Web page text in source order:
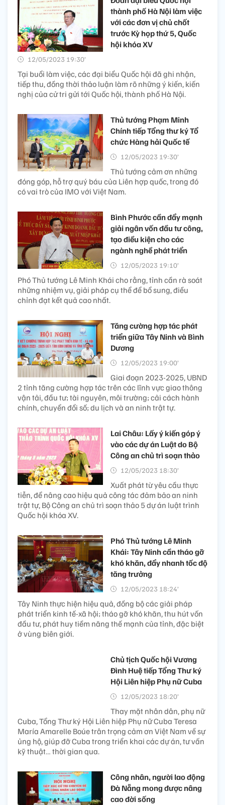
thành phố Hà Nội làm việc
với các đơn vị chủ chốt
trước Kỳ họp thứ 5, Quốc
hội khóa XV
12/05/2023 19:30’
Tại buổi làm việc, các đại biểu Quốc hội đã ghi nhận,
tiếp thu, đồng thời thảo luận làm rõ những ý kiến, kiến
nghị của cử tri gửi tới Quốc hội, thành phố Hà Nội.
Thủ tướng Phạm Minh
Chính tiếp Tổng thư ký Tổ
chức Hàng hải Quốc tế
12/05/2023 19:30’
Thủ tướng cảm ơn những
đóng góp, hỗ trợ quý báu của Liên hợp quốc, trong đó
có vai trò của IMO với Việt Nam.
Bình Phước cần đẩy mạnh
giải ngân vốn đầu tư công,
tạo điều kiện cho các
ngành nghề phát triển
12/05/2023 19:10’
Phó Thủ tướng Lê Minh Khái cho rằng, tỉnh cần rà soát
những nhiệm vụ, giải pháp cụ thể để bổ sung, điều
chỉnh đạt kết quả cao nhất.
Tăng cường hợp tác phát
triển giữa Tây Ninh và Bình
Dương
12/05/2023 19:00’
Giai đoạn 2023-2025, UBND
2 tỉnh tăng cường hợp tác trên các lĩnh vực giao thông
vận tải, đầu tư; tài nguyên, môi trường; cải cách hành
chính, chuyển đổi số; du lịch và an ninh trật tự.
Lai Châu: Lấy ý kiến góp ý
vào các dự án Luật do Bộ
Công an chủ trì soạn thảo
12/05/2023 18:30’
Xuất phát từ yêu cầu thực
tiễn, để nâng cao hiệu quả công tác đảm bảo an ninh
trật tự, Bộ Công an chủ trì soạn thảo 5 dự án luật trình
Quốc hội khóa XV.
Phó Thủ tướng Lê Minh
Khái: Tây Ninh cần tháo gỡ
khó khăn, đẩy nhanh tốc độ
tăng trưởng
12/05/2023 18:24’
Tây Ninh thực hiện hiệu quả, đồng bộ các giải pháp
phát triển kinh tế-xã hội; tháo gỡ khó khăn, thu hút vốn
đầu tư, phát huy tiềm năng thế mạnh của tỉnh, đặc biệt
ở vùng biên giới.
Chủ tịch Quốc hội Vương
Đình Huệ tiếp Tổng Thư ký
Hội Liên hiệp Phụ nữ Cuba
12/05/2023 18:20’
Thay mặt nhân dân, phụ nữ
Cuba, Tổng Thư ký Hội Liên hiệp Phụ nữ Cuba Teresa
María Amarelle Boúe trân trọng cảm ơn Việt Nam về sự
ủng hộ, giúp đỡ Cuba trong triển khai các dự án, tư vấn
kỹ thuật… thời gian qua.
Công nhân, người lao động
Đà Nẵng mong được nâng
cao đời sống